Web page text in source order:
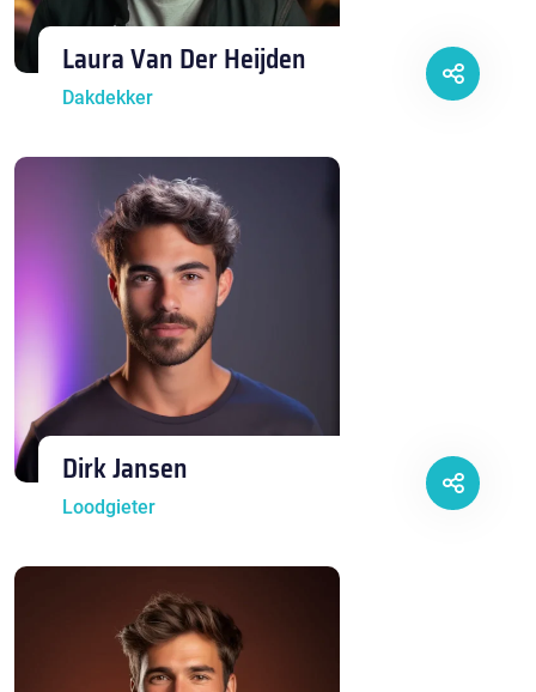
Laura Van Der Heijden
Dakdekker
Dirk Jansen
Loodgieter